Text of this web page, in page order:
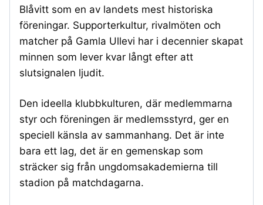
Blåvitt som en av landets mest historiska
föreningar. Supporterkultur, rivalmöten och
matcher på Gamla Ullevi har i decennier skapat
minnen som lever kvar långt efter att
slutsignalen ljudit.
Den ideella klubbkulturen, där medlemmarna
styr och föreningen är medlemsstyrd, ger en
speciell känsla av sammanhang. Det är inte
bara ett lag, det är en gemenskap som
sträcker sig från ungdomsakademierna till
stadion på matchdagarna.